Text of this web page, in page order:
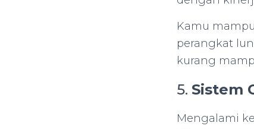
Kamu
perangkat
kurang
5. Sistem
Mengalami